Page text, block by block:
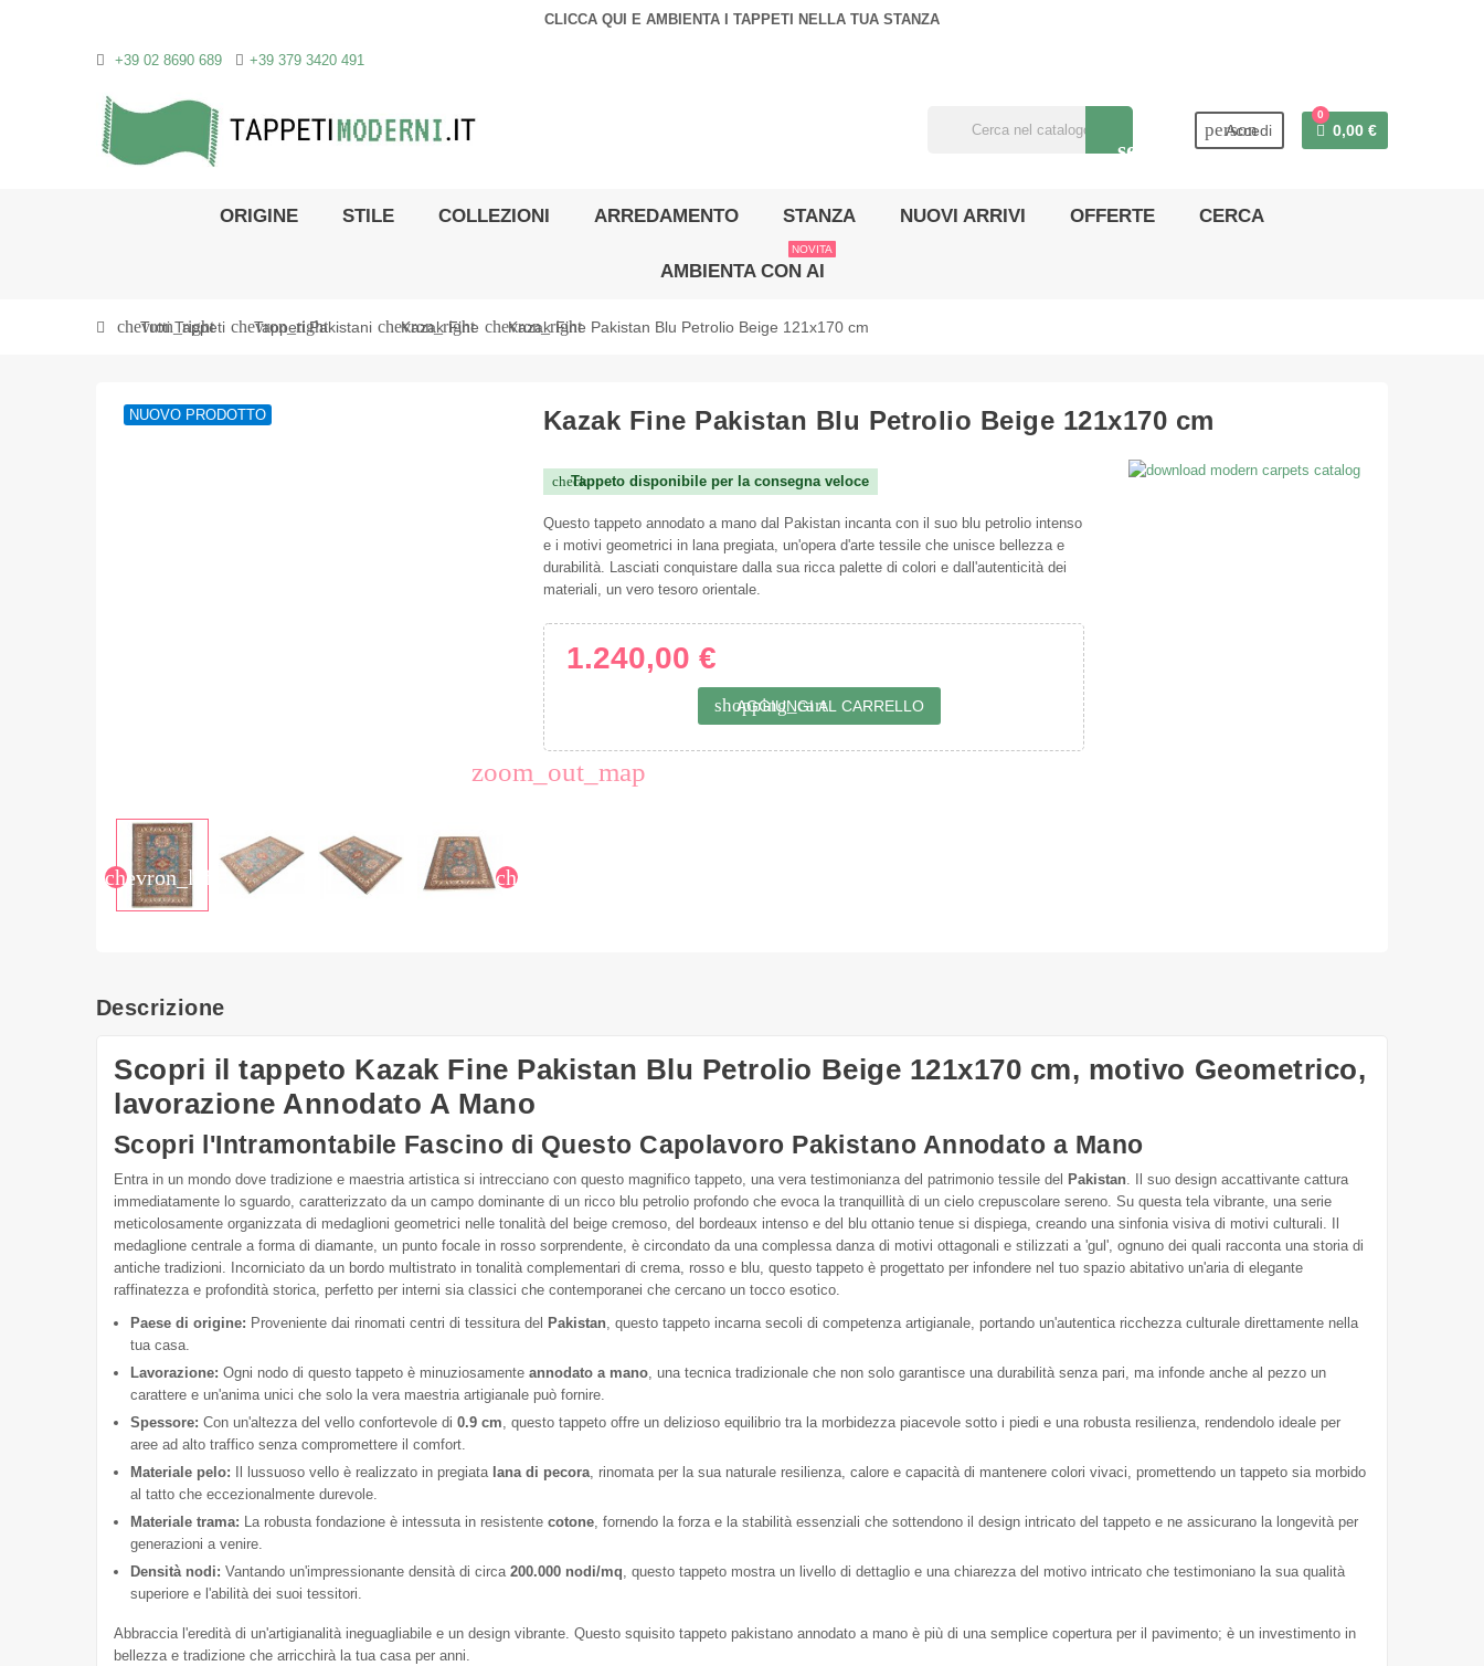
CLICCA QUI E AMBIENTA I TAPPETI NELLA TUA STANZA
+39 02 8690 689 +39 379 3420 491
search
person
Accedi
0
0,00 €
ORIGINE STILE COLLEZIONI ARREDAMENTO STANZA NUOVI ARRIVI OFFERTE CERCA
AMBIENTA CON AI
NOVITA
chevron_right
Tutti Tappeti chevron_right
Tappeti Pakistani chevron_right
Kazak Fine chevron_right
Kazak Fine Pakistan Blu Petrolio Beige 121x170 cm
zoom_out_map
chevron_left chevron_right
NUOVO PRODOTTO Kazak Fine Pakistan Blu Petrolio Beige 121x170 cm
check
Tappeto disponibile per la consegna veloce
Questo tappeto annodato a mano dal Pakistan incanta con il suo blu petrolio intenso
e i motivi geometrici in lana pregiata, un'opera d'arte tessile che unisce bellezza e
durabilità. Lasciati conquistare dalla sua ricca palette di colori e dall'autenticità dei
materiali, un vero tesoro orientale.
1.240,00 €
shopping_cart
AGGIUNGI AL CARRELLO
Descrizione
Scopri il tappeto Kazak Fine Pakistan Blu Petrolio Beige 121x170 cm, motivo Geometrico,
lavorazione Annodato A Mano
Scopri l'Intramontabile Fascino di Questo Capolavoro Pakistano Annodato a Mano
Entra in un mondo dove tradizione e maestria artistica si intrecciano con questo magnifico tappeto, una vera testimonianza del patrimonio tessile del Pakistan . Il suo design accattivante cattura
immediatamente lo sguardo, caratterizzato da un campo dominante di un ricco blu petrolio profondo che evoca la tranquillità di un cielo crepuscolare sereno. Su questa tela vibrante, una serie
meticolosamente organizzata di medaglioni geometrici nelle tonalità del beige cremoso, del bordeaux intenso e del blu ottanio tenue si dispiega, creando una sinfonia visiva di motivi culturali. Il
medaglione centrale a forma di diamante, un punto focale in rosso sorprendente, è circondato da una complessa danza di motivi ottagonali e stilizzati a 'gul', ognuno dei quali racconta una storia di
antiche tradizioni. Incorniciato da un bordo multistrato in tonalità complementari di crema, rosso e blu, questo tappeto è progettato per infondere nel tuo spazio abitativo un'aria di elegante
raffinatezza e profondità storica, perfetto per interni sia classici che contemporanei che cercano un tocco esotico.
Paese di origine: Proveniente dai rinomati centri di tessitura del Pakistan , questo tappeto incarna secoli di competenza artigianale, portando un'autentica ricchezza culturale direttamente nella
tua casa.
Lavorazione: Ogni nodo di questo tappeto è minuziosamente annodato a mano , una tecnica tradizionale che non solo garantisce una durabilità senza pari, ma infonde anche al pezzo un
carattere e un'anima unici che solo la vera maestria artigianale può fornire.
Spessore: Con un'altezza del vello confortevole di 0.9 cm , questo tappeto offre un delizioso equilibrio tra la morbidezza piacevole sotto i piedi e una robusta resilienza, rendendolo ideale per
aree ad alto traffico senza compromettere il comfort.
Materiale pelo: Il lussuoso vello è realizzato in pregiata lana di pecora , rinomata per la sua naturale resilienza, calore e capacità di mantenere colori vivaci, promettendo un tappeto sia morbido
al tatto che eccezionalmente durevole.
Materiale trama: La robusta fondazione è intessuta in resistente cotone , fornendo la forza e la stabilità essenziali che sottendono il design intricato del tappeto e ne assicurano la longevità per
generazioni a venire.
Densità nodi: Vantando un'impressionante densità di circa 200.000 nodi/mq , questo tappeto mostra un livello di dettaglio e una chiarezza del motivo intricato che testimoniano la sua qualità
superiore e l'abilità dei suoi tessitori.
Abbraccia l'eredità di un'artigianalità ineguagliabile e un design vibrante. Questo squisito tappeto pakistano annodato a mano è più di una semplice copertura per il pavimento; è un investimento in
bellezza e tradizione che arricchirà la tua casa per anni.